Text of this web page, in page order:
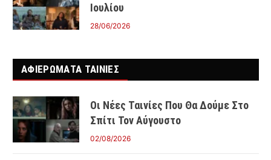
Ιουλίου
28/06/2026
ΑΦΙΕΡΩΜΑΤΑ ΤΑΙΝΊΕΣ
Οι Νέες Ταινίες Που Θα Δούμε Στο
Σπίτι Τον Αύγουστο
02/08/2026